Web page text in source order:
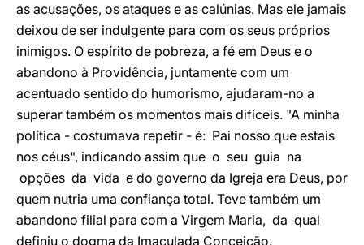
as acusações, os ataques e as calúnias. Mas ele jamais
deixou de ser indulgente para com os seus próprios
inimigos. O espírito de pobreza, a fé em Deus e o
abandono à Providência, juntamente com um
acentuado sentido do humorismo, ajudaram-no a
superar também os momentos mais difíceis. "A minha
política - costumava repetir - é: Pai nosso que estais
nos céus", indicando assim que o seu guia na
opções da vida e do governo da Igreja era Deus, por
quem nutria uma confiança total. Teve também um
abandono filial para com a Virgem Maria, da qual
definiu o dogma da Imaculada Conceição.